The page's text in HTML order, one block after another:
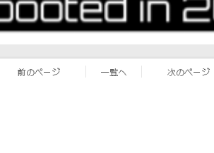
前のページ 一覧へ 次のページ